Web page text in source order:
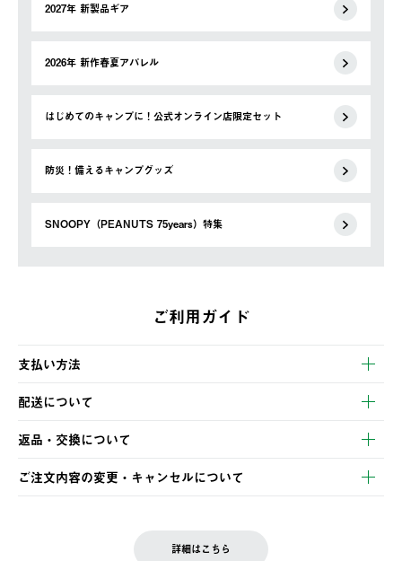
2027年 新製品ギア
2026年 新作春夏アパレル
はじめてのキャンプに！公式オンライン店限定セット
防災！備えるキャンプグッズ
SNOOPY（PEANUTS 75years）特集
ご利用ガイド
支払い方法
以下のいずれかの方法でお支払いいただけます。
・クレジットカード決済
・コンビニ決済
・Pay-easy決済
配送について
【発送スケジュール】
ご注文・ご入金完了より2営業日以内に商品を発送いたします。
土日祝の発送はございませんので、木曜日以降のご注文は週明け
の発送となる場合がございます。
返品・交換について
※お客様都合の場合
お客様都合の返品にかかる送料は、お客様ご負担とさせていただ
ご注文内容の変更・キャンセルについて
LOGOS FAMILY会員の方は、会員マイページ内 購入履歴画面に
詳細はこちら